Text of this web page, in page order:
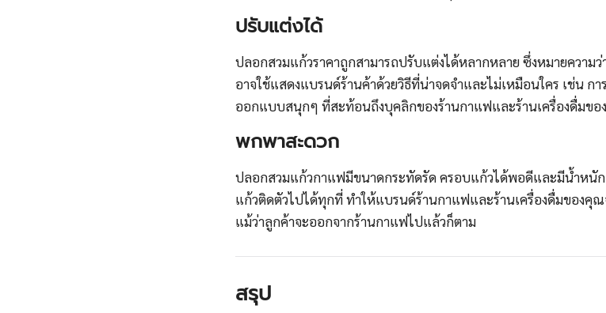
ปรับแต่งได้
ปลอกสวมแก้วราคาถูกสามารถปรับแต่งได้หลากหลาย ซึ่งหมายความ
อาจใช้แสดงแบรนด์ร้านค้าด้วยวิธีที่น่าจดจำและไม่เหมือนใคร เช่น ก
ออกแบบสนุกๆ ที่สะท้อนถึงบุคลิกของร้านกาแฟและร้านเครื่องดื่มขอ
พกพาสะดวก
ปลอกสวมแก้วกาแฟมีขนาดกระทัดรัด ครอบแก้วได้พอดีและมีน้ำหนัก
แก้วติดตัวไปได้ทุกที่ ทำให้แบรนด์ร้านกาแฟและร้านเครื่องดื่มของคุ
แม้ว่าลูกค้าจะออกจากร้านกาแฟไปแล้วก็ตาม
สรุป